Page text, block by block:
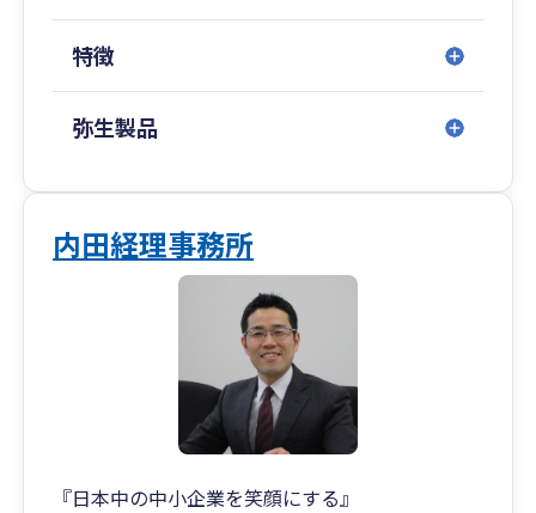
るい未来を創るために貢献してまいります。
特徴
弥生製品
内田経理事務所
『日本中の中小企業を笑顔にする』